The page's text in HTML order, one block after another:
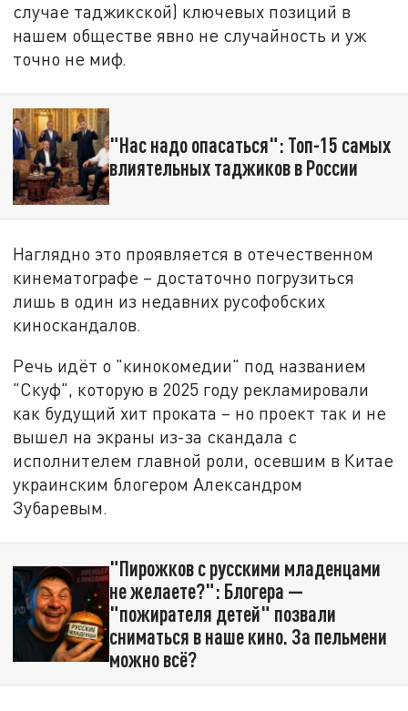
случае таджикской) ключевых позиций в
нашем обществе явно не случайность и уж
точно не миф.
"Нас надо опасаться": Топ-15 самых
влиятельных таджиков в России
Наглядно это проявляется в отечественном
кинематографе – достаточно погрузиться
лишь в один из недавних русофобских
киноскандалов.
Речь идёт о "кинокомедии" под названием
"Скуф", которую в 2025 году рекламировали
как будущий хит проката – но проект так и не
вышел на экраны из-за скандала с
исполнителем главной роли, осевшим в Китае
украинским блогером Александром
Зубаревым.
"Пирожков с русскими младенцами
не желаете?": Блогера —
"пожирателя детей" позвали
сниматься в наше кино. За пельмени
можно всё?